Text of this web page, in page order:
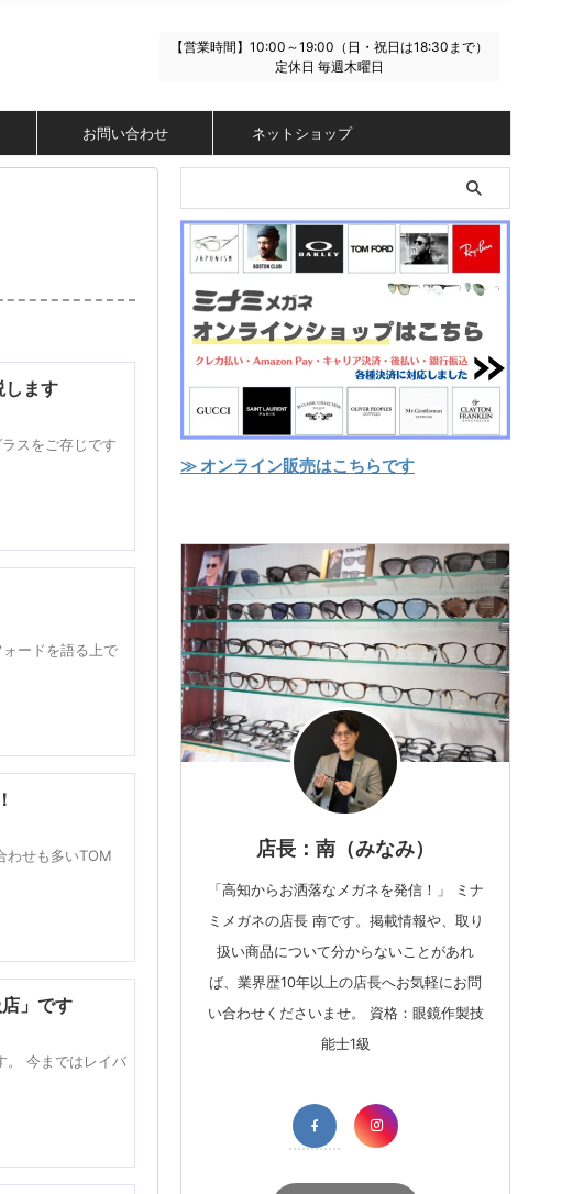
【営業時間】10:00～19:00（日・祝日は18:30まで）
定休日 毎週木曜日
お問い合わせ ネットショップ
ます
スをご存じです
ードを語る上で
わせも多いTOM
」です
。 今まではレイバ
≫ オンライン販売はこちらです
店長：南（みなみ）
「高知からお洒落なメガネを発信！」 ミナ
ミメガネの店長 南です。掲載情報や、取り
扱い商品について分からないことがあれ
ば、業界歴10年以上の店長へお気軽にお問
い合わせくださいませ。 資格：眼鏡作製技
能士1級